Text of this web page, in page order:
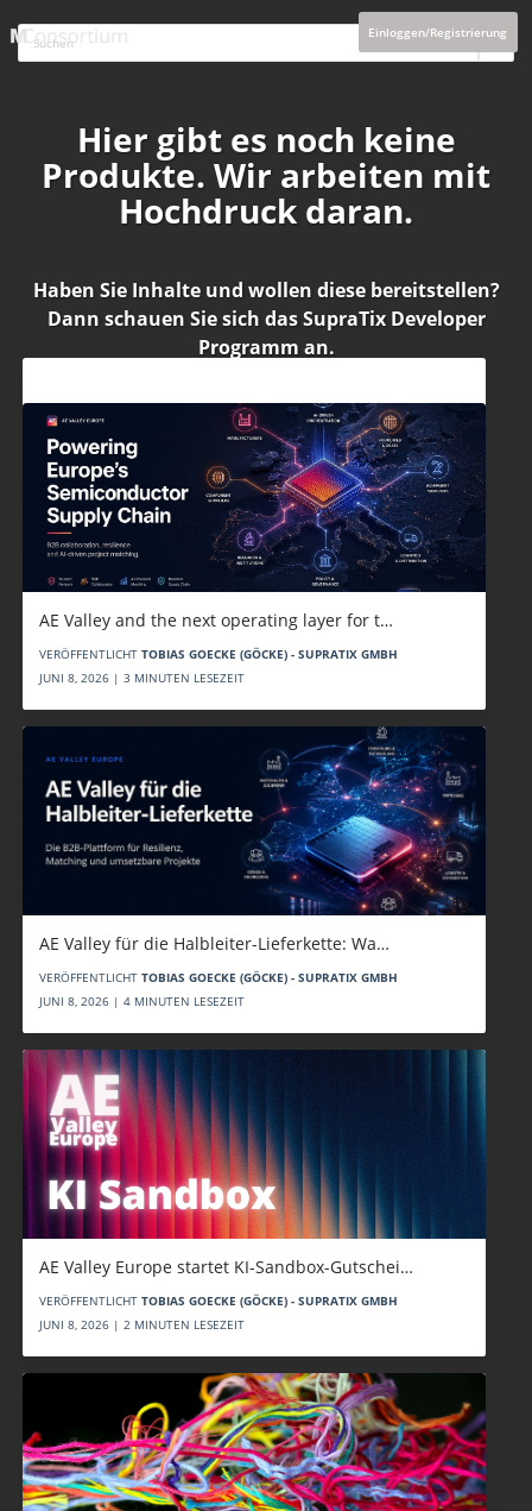
Einloggen/Registrierung
Hier gibt es noch keine
Produkte. Wir arbeiten mit
Hochdruck daran.
Haben Sie Inhalte und wollen diese bereitstellen?
Dann schauen Sie sich dasSupraTix Developer
Programm an.
AE Valley and the next operating layer for t…
VERÖFFENTLICHT TOBIAS GOECKE (GÖCKE) - SUPRATIX GMBH
JUNI 8, 2026 | 3 MINUTEN LESEZEIT
AE Valley für die Halbleiter-Lieferkette: Wa…
VERÖFFENTLICHT TOBIAS GOECKE (GÖCKE) - SUPRATIX GMBH
JUNI 8, 2026 | 4 MINUTEN LESEZEIT
AE Valley Europe startet KI-Sandbox-Gutschei…
VERÖFFENTLICHT TOBIAS GOECKE (GÖCKE) - SUPRATIX GMBH
JUNI 8, 2026 | 2 MINUTEN LESEZEIT